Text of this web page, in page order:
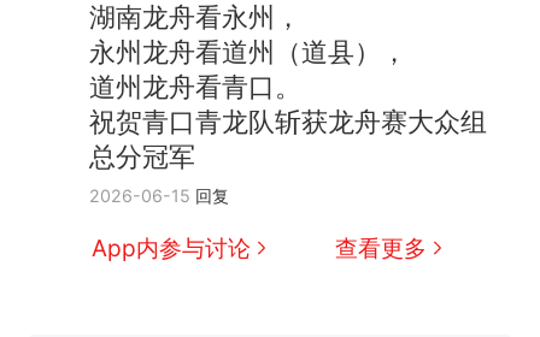
湖南龙舟看永州，
永州龙舟看道州（道县），
道州龙舟看青口。
祝贺青口青龙队斩获龙舟赛大众组
总分冠军
2026-06-15 回复
App内参与讨论 查看更多
热 十多万人报名的考试，成绩
全部作废，公平么？
新 全球唯一没有法定首都的国
家，刚改国名，总统就邀请中
国大使骑行绕了几乎整个国境
线一圈，还曾两次到中国寻根
搬家报价570元，搬到楼下交
5060元才肯搬上楼！女子傻眼
了……
视频丨只要一枚命中就能让航